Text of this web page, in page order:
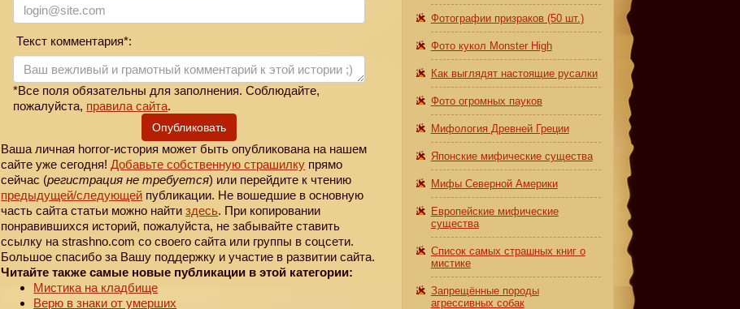
Текст комментария*:
*Все поля обязательны для заполнения. Соблюдайте,
пожалуйста, правила сайта.
Опубликовать
Ваша личная horror-история может быть опубликована на нашем
сайте уже сегодня!Добавьте собственную страшилку прямо
сейчас (регистрация не требуется) или перейдите к чтению
предыдущей/следующей публикации. Не вошедшие в основную
часть сайта статьи можно найтиздесь. При копировании
понравившихся историй, пожалуйста, не забывайте ставить
ссылку на strashno.com со своего сайта или группы в соцсети.
Большое спасибо за Вашу поддержку и участие в развитии сайта.
Читайте также самые новые публикации в этой категории:
Мистика на кладбище
Верю в знаки от умерших
Фотографии призраков (50 шт.)
Фото кукол Monster High
Как выглядят настоящие русалки
Фото огромных пауков
Мифология Древней Греции
Японские мифические существа
Мифы Северной Америки
Европейские мифические
существа
Список самых страшных книг о
мистике
Запрещённые породы
агрессивных собак